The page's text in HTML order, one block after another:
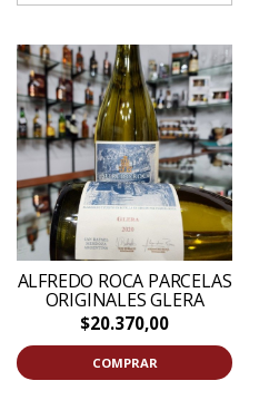
ALFREDO ROCA PARCELAS
ORIGINALES GLERA
$20.370,00
COMPRAR